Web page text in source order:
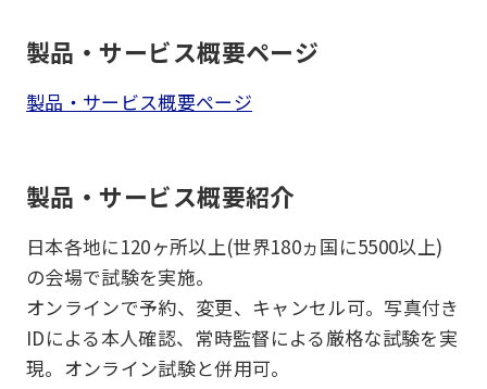
製品・サービス概要ページ
製品・サービス概要ページ
製品・サービス概要紹介
日本各地に120ヶ所以上(世界180ヵ国に5500以上)
の会場で試験を実施。
オンラインで予約、変更、キャンセル可。写真付き
IDによる本人確認、常時監督による厳格な試験を実
現。オンライン試験と併用可。